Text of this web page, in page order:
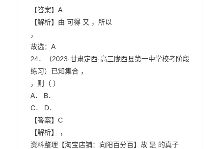
【答案】A
【解析】由 可得 又 ，所以
，
故选：A
24．（2023·甘肃定西·高三陇西县第一中学校考阶段
练习）已知集合 ，
，则（ ）
A． B．
C． D．
【答案】C
【解析】 ，
资料整理【淘宝店铺：向阳百分百】故 是 的真子